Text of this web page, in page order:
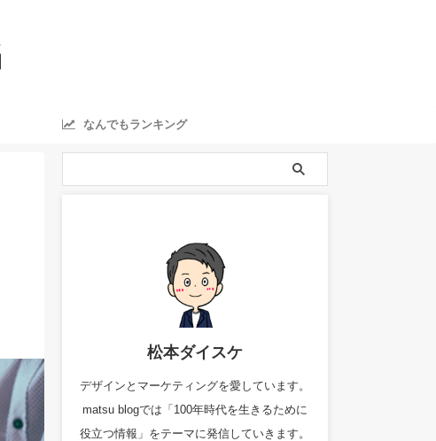
なんでもランキング
松本ダイスケ
デザインとマーケティングを愛しています。
matsu blogでは「100年時代を生きるために
役立つ情報」をテーマに発信していきます。